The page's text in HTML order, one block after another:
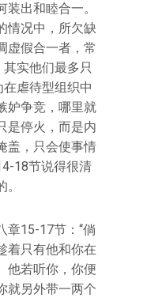
出和睦合一。
情况中，所欠缺
虚假合一者，常
其实他们最多只
在虐待型组织中
妒争竞，哪里就
是停火，而是内
盖，只会使事情
18节说得很清
章15-17节：“倘
着只有他和你在
他若听你，你便
就另外带一两个